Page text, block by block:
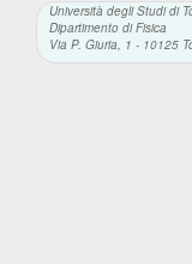
Università degli Studi di
Dipartimento di Fisica
Via P. Giuria, 1 - 10125